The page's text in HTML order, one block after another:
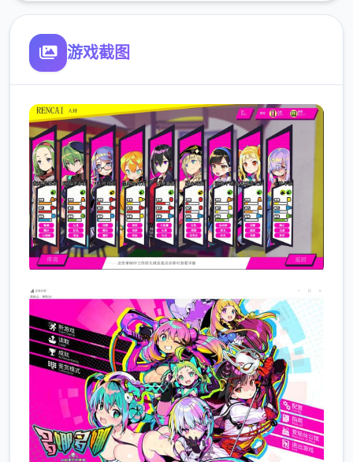
游戏截图